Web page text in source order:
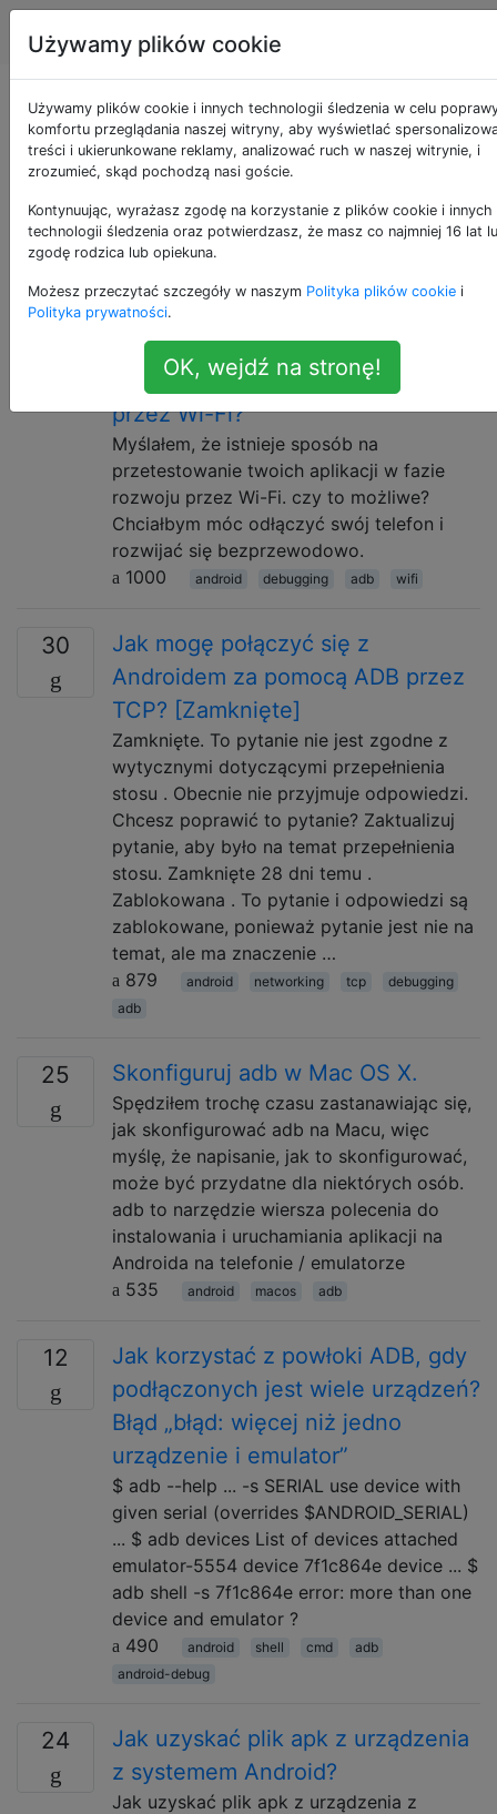
Programowanie
Pytania otagowane
jako adb
ADB (Android Debug Bridge) to narzędzie dostarczane
z zestawem SDK systemu Android, które umożliwia
łączenie się z nim.
Uruchomić / zainstalować /
debugować aplikacje na Androida
przez Wi-Fi?
Myślałem, że istnieje sposób na
przetestowanie twoich aplikacji w fazie
rozwoju przez Wi-Fi. czy to możliwe?
Chciałbym móc odłączyć swój telefon i
rozwijać się bezprzewodowo.
1000
android debugging adb wifi
30
Jak mogę połączyć się z
Androidem za pomocą ADB przez
TCP? [Zamknięte]
Zamknięte. To pytanie nie jest zgodne z
wytycznymi dotyczącymi przepełnienia
stosu . Obecnie nie przyjmuje odpowiedzi.
Chcesz poprawić to pytanie? Zaktualizuj
pytanie, aby było na temat przepełnienia
stosu. Zamknięte 28 dni temu .
Zablokowana . To pytanie i odpowiedzi są
zablokowane, ponieważ pytanie jest nie na
temat, ale ma znaczenie …
879
android networking tcp
debugging
adb
25 Skonfiguruj adb w Mac OS X.
Spędziłem trochę czasu zastanawiając się,
jak skonfigurować adb na Macu, więc
myślę, że napisanie, jak to skonfigurować,
może być przydatne dla niektórych osób.
adb to narzędzie wiersza polecenia do
instalowania i uruchamiania aplikacji na
Androida na telefonie / emulatorze
535
android macos adb
12
Jak korzystać z powłoki ADB, gdy
podłączonych jest wiele urządzeń?
Błąd „błąd: więcej niż jedno
urządzenie i emulator”
$ adb --help ... -s SERIAL use device with
given serial (overrides $ANDROID_SERIAL)
... $ adb devices List of devices attached
emulator-5554 device 7f1c864e device ... $
adb shell -s 7f1c864e error: more than one
device and emulator ?
490
android shell cmd
adb
android-debug
24
Jak uzyskać plik apk z urządzenia
z systemem Android?
Jak uzyskać plik apk z urządzenia z
Używamy plików cookie
Używamy plików cookie i innych technologii śledzenia w celu
komfortu przeglądania naszej witryny, aby wyświetlać
treści i ukierunkowane reklamy, analizować ruch w naszej witrynie, i
zrozumieć, skąd pochodzą nasi goście.
Kontynuując, wyrażasz zgodę na korzystanie z plików cookie i innych
technologii śledzenia oraz potwierdzasz, że masz co najmniej 16 lat
zgodę rodzica lub opiekuna.
Możesz przeczytać szczegóły w naszym Polityka plików cookie i
Polityka prywatności.
OK, wejdź na stronę!